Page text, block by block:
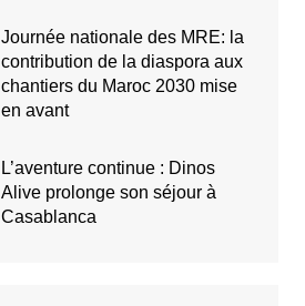
Journée nationale des MRE: la
contribution de la diaspora aux
chantiers du Maroc 2030 mise
en avant
L’aventure continue : Dinos
Alive prolonge son séjour à
Casablanca